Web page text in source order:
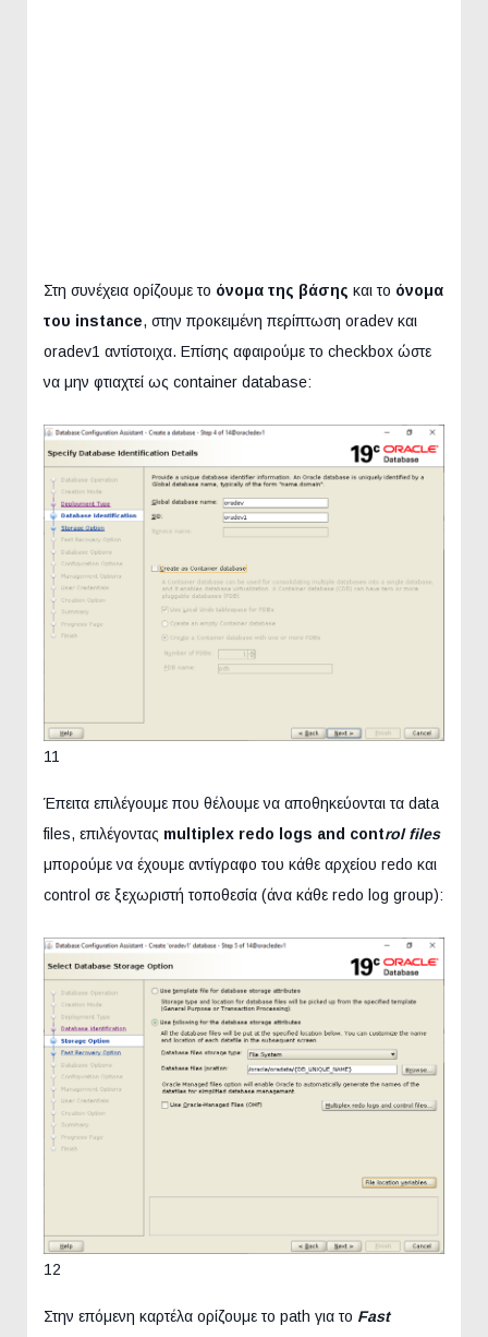
Στη συνέχεια ορίζουμε το όνομα της βάσης και το όνομα
του instance, στην προκειμένη περίπτωση oradev και
oradev1 αντίστοιχα. Επίσης αφαιρούμε το checkbox ώστε
να μην φτιαχτεί ως container database:
11
Έπειτα επιλέγουμε που θέλουμε να αποθηκεύονται τα data
files, επιλέγοντας multiplex redo logs and control files
μπορούμε να έχουμε αντίγραφο του κάθε αρχείου redo και
control σε ξεχωριστή τοποθεσία (άνα κάθε redo log group):
12
Στην επόμενη καρτέλα ορίζουμε το path για το Fast